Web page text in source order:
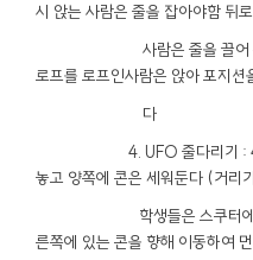
시 앉는 사람은 줄을 잡아야함 뒤
사람은 줄을 끌어 콘까지
로프를 로프인사람은 앉아 포지션
다
4. UFO 줄다리기 : 4개의
놓고 양쪽에 콘은 세워둔다 (거리
학생들은 스쿠터에 앉아
른쪽에 있는 콘을 향해 이동하여